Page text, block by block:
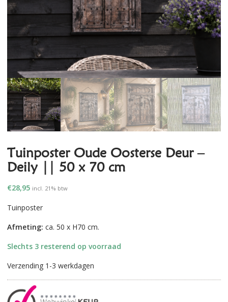
Tuinposter Oude Oosterse Deur –
Deily || 50 x 70 cm
€28,95 incl. 21% btw
Tuinposter
Afmeting: ca. 50 x H70 cm.
Slechts 3 resterend op voorraad
Verzending 1-3 werkdagen